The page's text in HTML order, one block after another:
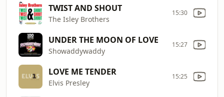
TWIST AND SHOUT
The Isley Brothers
15:30
UNDER THE MOON OF LOVE
Showaddywaddy
15:27
LOVE ME TENDER
Elvis Presley
15:25